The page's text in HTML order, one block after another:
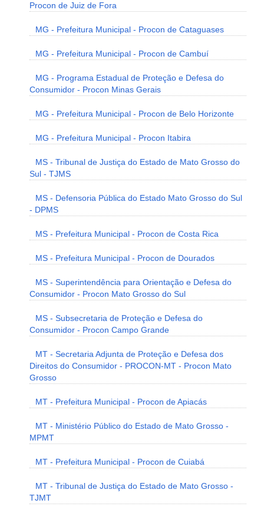
Procon de Juiz de Fora
MG - Prefeitura Municipal - Procon de Cataguases
MG - Prefeitura Municipal - Procon de Cambuí
MG - Programa Estadual de Proteção e Defesa do
Consumidor - Procon Minas Gerais
MG - Prefeitura Municipal - Procon de Belo Horizonte
MG - Prefeitura Municipal - Procon Itabira
MS - Tribunal de Justiça do Estado de Mato Grosso do
Sul - TJMS
MS - Defensoria Pública do Estado Mato Grosso do Sul
- DPMS
MS - Prefeitura Municipal - Procon de Costa Rica
MS - Prefeitura Municipal - Procon de Dourados
MS - Superintendência para Orientação e Defesa do
Consumidor - Procon Mato Grosso do Sul
MS - Subsecretaria de Proteção e Defesa do
Consumidor - Procon Campo Grande
MT - Secretaria Adjunta de Proteção e Defesa dos
Direitos do Consumidor - PROCON-MT - Procon Mato
Grosso
MT - Prefeitura Municipal - Procon de Apiacás
MT - Ministério Público do Estado de Mato Grosso -
MPMT
MT - Prefeitura Municipal - Procon de Cuiabá
MT - Tribunal de Justiça do Estado de Mato Grosso -
TJMT